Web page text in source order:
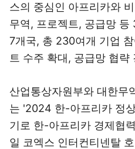
스의 중심인 아프리카와
무역, 프로젝트, 공급망 등
7개국, 총 230여개 기업
트 수주 확대, 공급망 협략
산업통상자원부와 대한무
는 '2024 한-아프리카 정
기로 한-아프리카 경제협
일 코엑스 인터컨티넨탈